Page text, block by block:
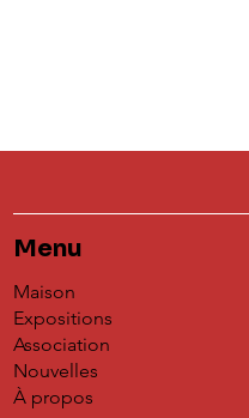
🏆 Annonce
Menu
Maison
Expositions
Association
Nouvelles
À propos